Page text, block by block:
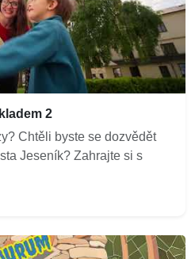
2
Chtěli byste se dozvědět
Jeseník? Zahrajte si s